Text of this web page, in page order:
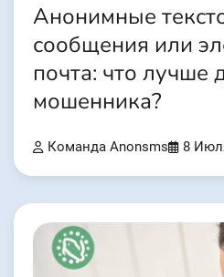
Анонимные
сообщения или
почта: что лучше
мошенника?
Команда Anonsms 8